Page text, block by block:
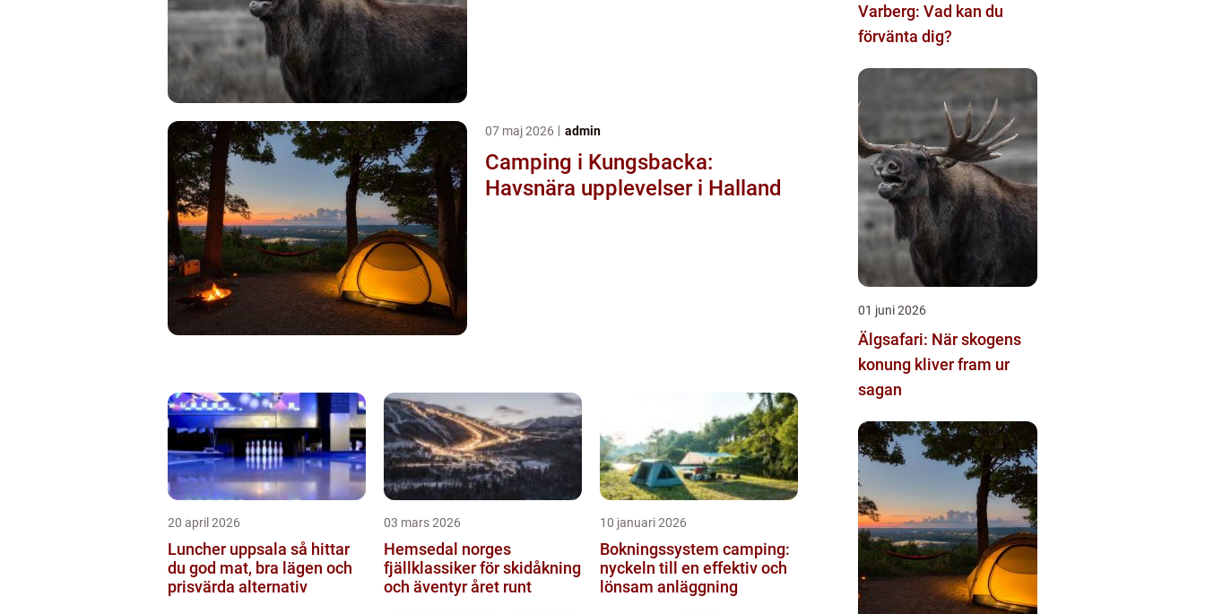
07 maj 2026 admin
Camping i Kungsbacka:
Havsnära upplevelser i Halland
20 april 2026
Luncher uppsala så hittar
du god mat, bra lägen och
prisvärda alternativ
03 mars 2026
Hemsedal norges
fjällklassiker för skidåkning
och äventyr året runt
10 januari 2026
Bokningssystem camping:
nyckeln till en effektiv och
lönsam anläggning
Varberg: Vad kan du
förvänta dig?
01 juni 2026
Älgsafari: När skogens
konung kliver fram ur
sagan